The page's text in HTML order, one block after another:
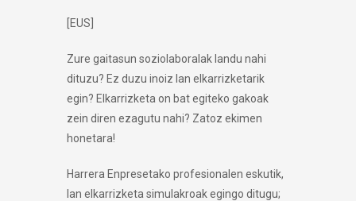
[EUS]
Zure gaitasun soziolaboralak landu nahi
dituzu? Ez duzu inoiz lan elkarrizketarik
egin? Elkarrizketa on bat egiteko gakoak
zein diren ezagutu nahi? Zatoz ekimen
honetara!
Harrera Enpresetako profesionalen eskutik,
lan elkarrizketa simulakroak egingo ditugu;